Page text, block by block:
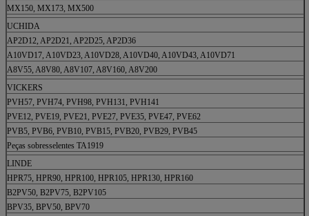
MX150, MX173, MX500
UCHIDA
AP2D12, AP2D21, AP2D25, AP2D36
A10VD17, A10VD23, A10VD28, A10VD40, A10VD43, A10VD71
A8V55, A8V80, A8V107, A8V160, A8V200
VICKERS
PVH57, PVH74, PVH98, PVH131, PVH141
PVE12, PVE19, PVE21, PVE27, PVE35, PVE47, PVE62
PVB5, PVB6, PVB10, PVB15, PVB20, PVB29, PVB45
Peças sobresselentes TA1919
LINDE
HPR75, HPR90, HPR100, HPR105, HPR130, HPR160
B2PV50, B2PV75, B2PV105
BPV35, BPV50, BPV70